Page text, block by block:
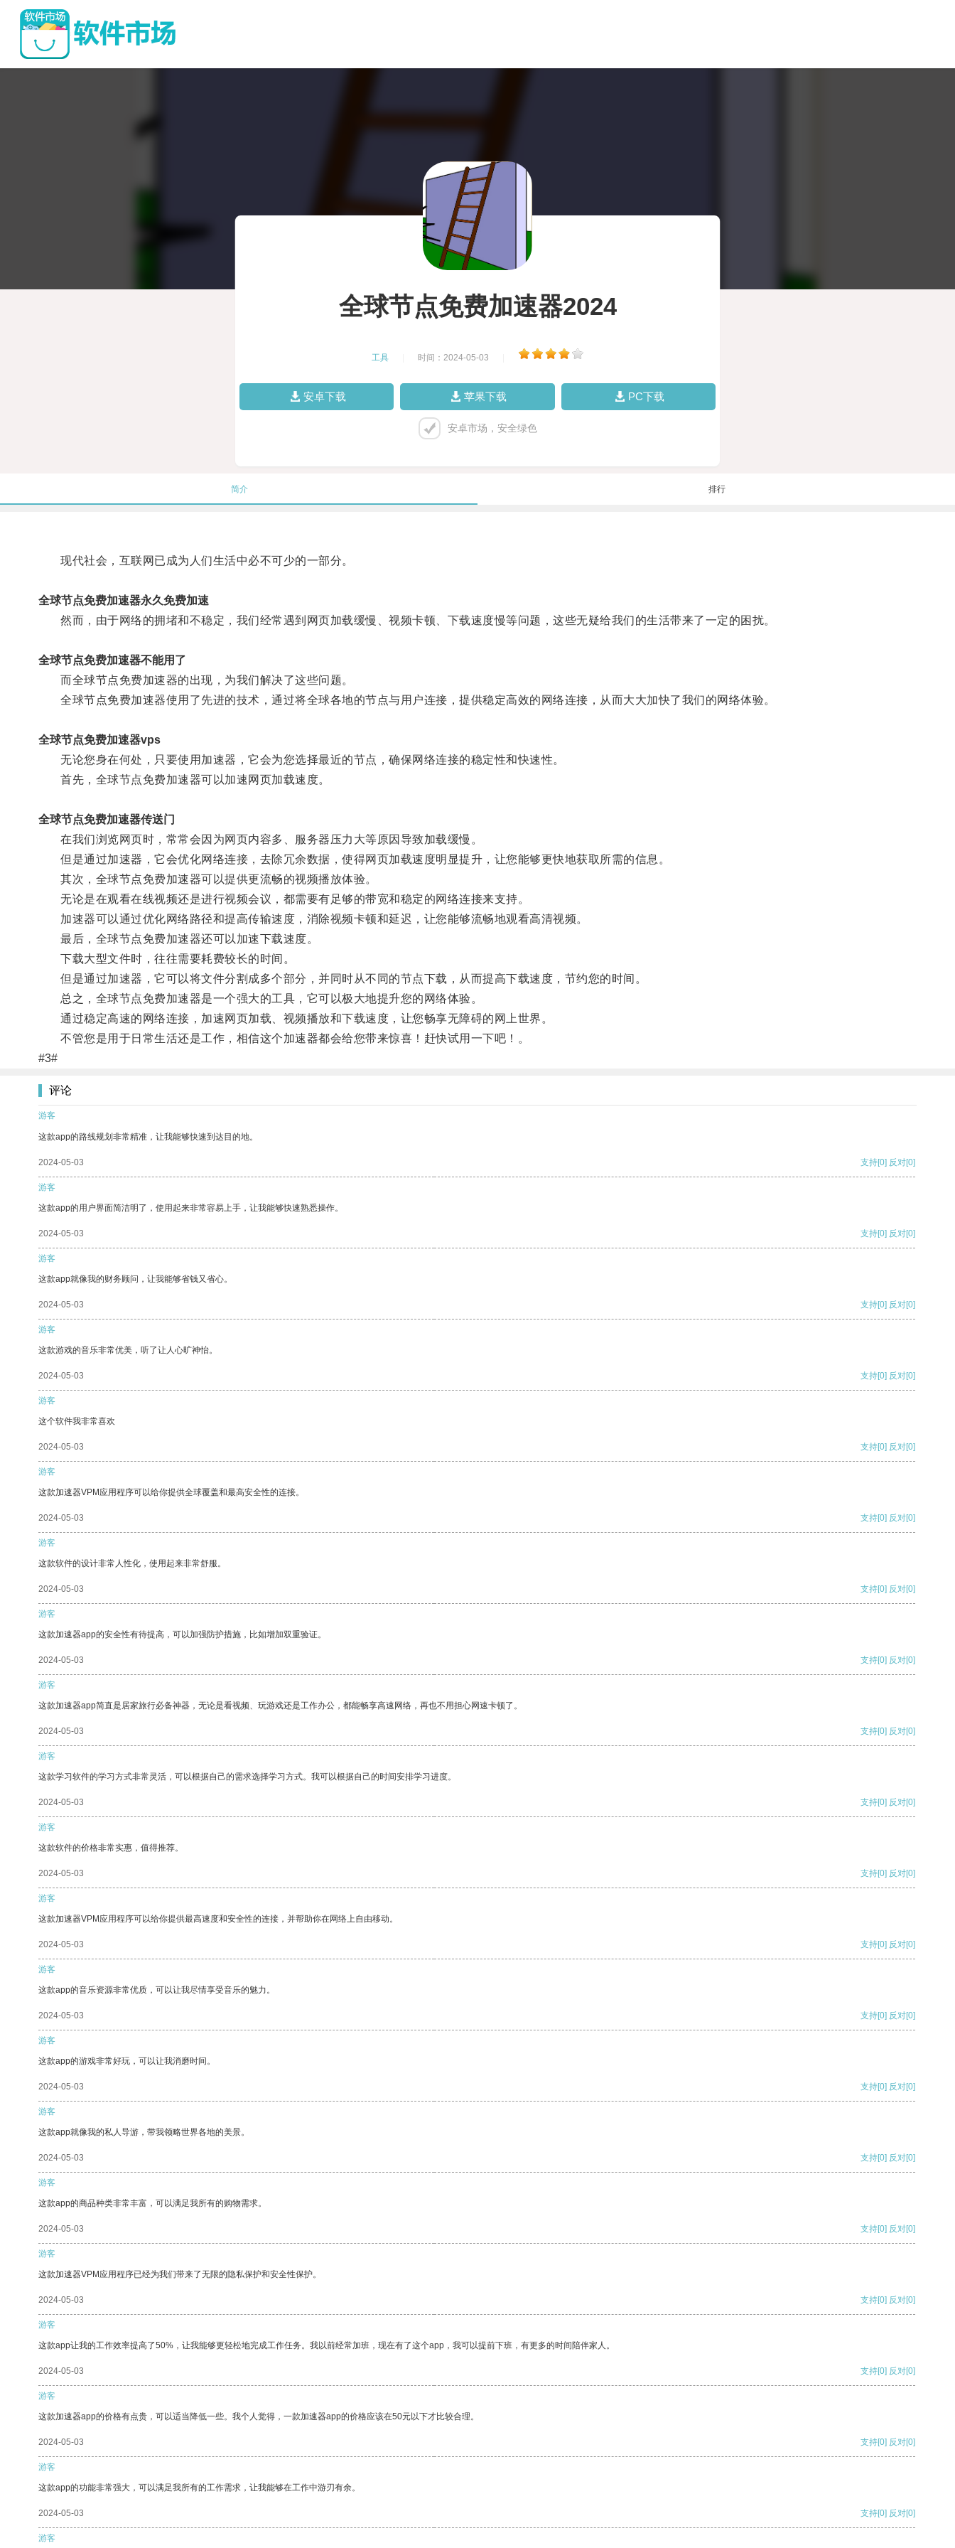
全球节点免费加速器2024
工具 时间：2024-05-03
安卓下载 苹果下载 PC下载
安卓市场，安全绿色
简介 排行
现代社会，互联网已成为人们生活中必不可少的一部分。
全球节点免费加速器永久免费加速
然而，由于网络的拥堵和不稳定，我们经常遇到网页加载缓慢、视频卡顿、下载速度慢等问题，这些无疑给我们的生活带来了一定的困扰。
全球节点免费加速器不能用了
而全球节点免费加速器的出现，为我们解决了这些问题。
全球节点免费加速器使用了先进的技术，通过将全球各地的节点与用户连接，提供稳定高效的网络连接，从而大大加快了我们的网络体验。
全球节点免费加速器vps
无论您身在何处，只要使用加速器，它会为您选择最近的节点，确保网络连接的稳定性和快速性。
首先，全球节点免费加速器可以加速网页加载速度。
全球节点免费加速器传送门
在我们浏览网页时，常常会因为网页内容多、服务器压力大等原因导致加载缓慢。
但是通过加速器，它会优化网络连接，去除冗余数据，使得网页加载速度明显提升，让您能够更快地获取所需的信息。
其次，全球节点免费加速器可以提供更流畅的视频播放体验。
无论是在观看在线视频还是进行视频会议，都需要有足够的带宽和稳定的网络连接来支持。
加速器可以通过优化网络路径和提高传输速度，消除视频卡顿和延迟，让您能够流畅地观看高清视频。
最后，全球节点免费加速器还可以加速下载速度。
下载大型文件时，往往需要耗费较长的时间。
但是通过加速器，它可以将文件分割成多个部分，并同时从不同的节点下载，从而提高下载速度，节约您的时间。
总之，全球节点免费加速器是一个强大的工具，它可以极大地提升您的网络体验。
通过稳定高速的网络连接，加速网页加载、视频播放和下载速度，让您畅享无障碍的网上世界。
不管您是用于日常生活还是工作，相信这个加速器都会给您带来惊喜！赶快试用一下吧！。
#3#
评论
游客
这款app的路线规划非常精准，让我能够快速到达目的地。
2024-05-03 支持[0] 反对[0]
游客
这款app的用户界面简洁明了，使用起来非常容易上手，让我能够快速熟悉操作。
2024-05-03 支持[0] 反对[0]
游客
这款app就像我的财务顾问，让我能够省钱又省心。
2024-05-03 支持[0] 反对[0]
游客
这款游戏的音乐非常优美，听了让人心旷神怡。
2024-05-03 支持[0] 反对[0]
游客
这个软件我非常喜欢
2024-05-03 支持[0] 反对[0]
游客
这款加速器VPM应用程序可以给你提供全球覆盖和最高安全性的连接。
2024-05-03 支持[0] 反对[0]
游客
这款软件的设计非常人性化，使用起来非常舒服。
2024-05-03 支持[0] 反对[0]
游客
这款加速器app的安全性有待提高，可以加强防护措施，比如增加双重验证。
2024-05-03 支持[0] 反对[0]
游客
这款加速器app简直是居家旅行必备神器，无论是看视频、玩游戏还是工作办公，都能畅享高速网络，再也不用担心网速卡顿了。
2024-05-03 支持[0] 反对[0]
游客
这款学习软件的学习方式非常灵活，可以根据自己的需求选择学习方式。我可以根据自己的时间安排学习进度。
2024-05-03 支持[0] 反对[0]
游客
这款软件的价格非常实惠，值得推荐。
2024-05-03 支持[0] 反对[0]
游客
这款加速器VPM应用程序可以给你提供最高速度和安全性的连接，并帮助你在网络上自由移动。
2024-05-03 支持[0] 反对[0]
游客
这款app的音乐资源非常优质，可以让我尽情享受音乐的魅力。
2024-05-03 支持[0] 反对[0]
游客
这款app的游戏非常好玩，可以让我消磨时间。
2024-05-03 支持[0] 反对[0]
游客
这款app就像我的私人导游，带我领略世界各地的美景。
2024-05-03 支持[0] 反对[0]
游客
这款app的商品种类非常丰富，可以满足我所有的购物需求。
2024-05-03 支持[0] 反对[0]
游客
这款加速器VPM应用程序已经为我们带来了无限的隐私保护和安全性保护。
2024-05-03 支持[0] 反对[0]
游客
这款app让我的工作效率提高了50%，让我能够更轻松地完成工作任务。我以前经常加班，现在有了这个app，我可以提前下班，有更多的时间陪伴家人。
2024-05-03 支持[0] 反对[0]
游客
这款加速器app的价格有点贵，可以适当降低一些。我个人觉得，一款加速器app的价格应该在50元以下才比较合理。
2024-05-03 支持[0] 反对[0]
游客
这款app的功能非常强大，可以满足我所有的工作需求，让我能够在工作中游刃有余。
2024-05-03 支持[0] 反对[0]
游客